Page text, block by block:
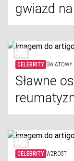
gwiazd
CELEBRITY
Sławne
CELEBRITY WZROST